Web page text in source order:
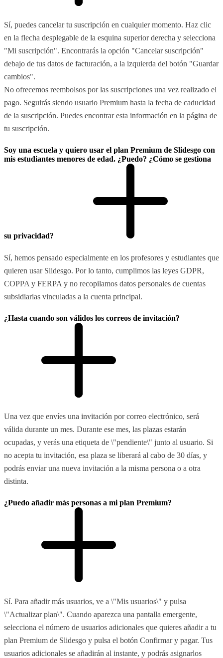
Sí, puedes cancelar tu suscripción en cualquier momento. Haz clic
en la flecha desplegable de la esquina superior derecha y selecciona
"Mi suscripción". Encontrarás la opción "Cancelar suscripción"
debajo de tus datos de facturación, a la izquierda del botón "Guardar
cambios".
No ofrecemos reembolsos por las suscripciones una vez realizado el
pago. Seguirás siendo usuario Premium hasta la fecha de caducidad
de la suscripción. Puedes encontrar esta información en la página de
tu suscripción.
Soy una escuela y quiero usar el plan Premium de Slidesgo con
mis estudiantes menores de edad. ¿Puedo? ¿Cómo se gestiona
su privacidad?
Sí, hemos pensado especialmente en los profesores y estudiantes que
quieren usar Slidesgo. Por lo tanto, cumplimos las leyes GDPR,
COPPA y FERPA y no recopilamos datos personales de cuentas
subsidiarias vinculadas a la cuenta principal.
¿Hasta cuando son válidos los correos de invitación?
Una vez que envíes una invitación por correo electrónico, será
válida durante un mes. Durante ese mes, las plazas estarán
ocupadas, y verás una etiqueta de \"pendiente\" junto al usuario. Si
no acepta tu invitación, esa plaza se liberará al cabo de 30 días, y
podrás enviar una nueva invitación a la misma persona o a otra
distinta.
¿Puedo añadir más personas a mi plan Premium?
Sí. Para añadir más usuarios, ve a \"Mis usuarios\" y pulsa
\"Actualizar plan\". Cuando aparezca una pantalla emergente,
selecciona el número de usuarios adicionales que quieres añadir a tu
plan Premium de Slidesgo y pulsa el botón Confirmar y pagar. Tus
usuarios adicionales se añadirán al instante, y podrás asignarlos